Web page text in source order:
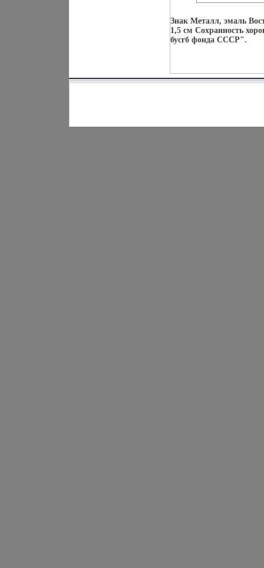
Знак Металл, эмаль
1,5 см Сохранность
бусгб фонда СССР".